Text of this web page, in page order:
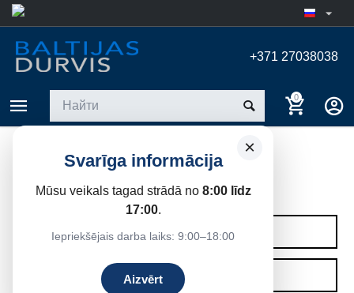
+371 27038038
0
×
Svarīga informācija
Mūsu veikals tagad strādā no 8:00 līdz
17:00.
Iepriekšējais darba laiks: 9:00–18:00
Aizvērt
КРАШЕННЫЕ БЕЛЫЕ
Главная / Межкомнатные двери
КАТЕГОРИИ
ФИЛЬТРЫ